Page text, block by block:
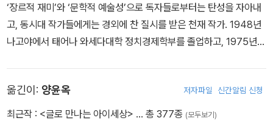
습니다.
는 얼굴이 하얗게 질린 채 입술을파르르 떨면서 아무 말도 못 했다. 노
인네의 말을 곧이곧대로 받아들이고 상처를 입은 건가..….
˝어린애 농담 같은 거라니까. 그렇게 정색을 하고 받아들일 것도 없
하지만 유키코는 그 말을 가로막으며 비명 같은 소리를올렸다.
˝언니...!˝
그 목소리도 눈빛도 언니를 비난하고 있었다. 시아버지가 아니라 사
‘장르적 재미’와 ‘문학적 예술성’으로 독자들로부터는 탄성을 자아내
고, 동시대 작가들에게는 경외에 찬 질시를 받은 천재 작가. 1948년
나고야에서 태어나 와세다대학 정치경제학부를 졸업하고, 1975년
트릭, 비교를 불허하는 강렬한 여운으로 렌조 미키히코만의 매혹적인
미스터리 세계를 구축했다. 《회귀천 정사》로 일본 추리작가 협회상,
옮긴이: 양윤옥 저자파일 신간알림 신청
최근작 : <글로 만나는 아이세상> … 총 377종 (모두보기)